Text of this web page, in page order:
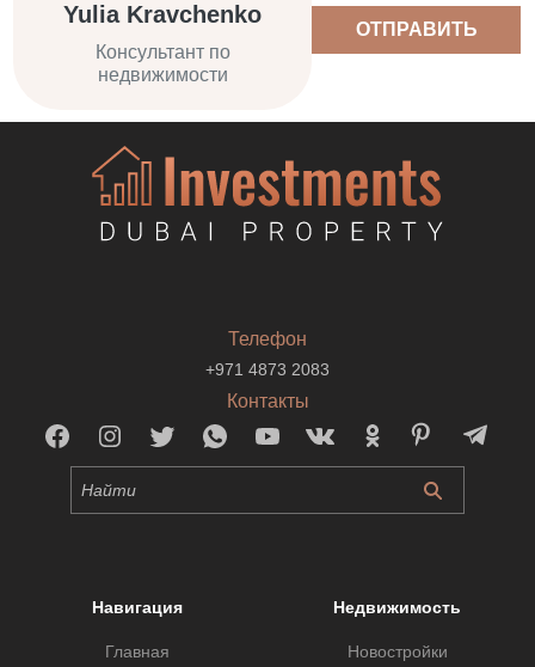
Yulia Kravchenko
Консультант по
недвижимости
ОТПРАВИТЬ
Телефон
+971 4873 2083
Контакты
Навигация
Главная
Недвижимость
Новостройки